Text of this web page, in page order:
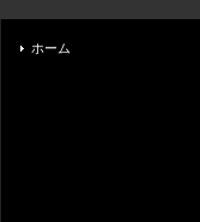
ホーム